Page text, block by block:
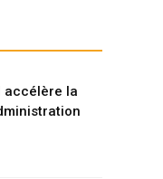
accélère la